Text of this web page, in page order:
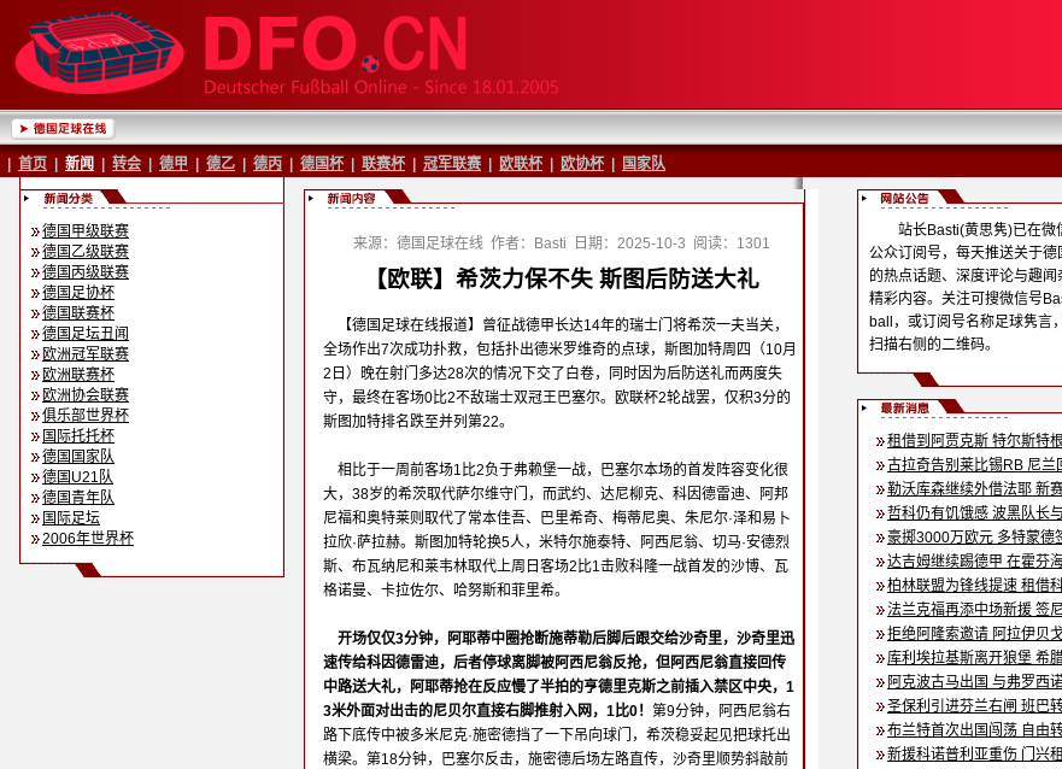
首页 新闻 转会 德甲 德乙 德丙 德国杯 联赛杯 冠军联赛 欧联杯 欧协杯 国家队
德国甲级联赛
德国乙级联赛
德国丙级联赛
德国足协杯
德国联赛杯
德国足坛丑闻
欧洲冠军联赛
欧洲联赛杯
欧洲协会联赛
俱乐部世界杯
国际托托杯
德国国家队
德国U21队
德国青年队
国际足坛
2006年世界杯
来源：德国足球在线 作者：Basti 日期：2025-10-3 阅读：1301
【欧联】希茨力保不失 斯图后防送大礼
【德国足球在线报道】曾征战德甲长达14年的瑞士门将希茨一夫当关，
全场作出7次成功扑救，包括扑出德米罗维奇的点球，斯图加特周四（10月
2日）晚在射门多达28次的情况下交了白卷，同时因为后防送礼而两度失
守，最终在客场0比2不敌瑞士双冠王巴塞尔。欧联杯2轮战罢，仅积3分的
斯图加特排名跌至并列第22。
相比于一周前客场1比2负于弗赖堡一战，巴塞尔本场的首发阵容变化很
大，38岁的希茨取代萨尔维守门，而武约、达尼柳克、科因德雷迪、阿邦
尼福和奥特莱则取代了常本佳吾、巴里希奇、梅蒂尼奥、朱尼尔·泽和易卜
拉欣·萨拉赫。斯图加特轮换5人，米特尔施泰特、阿西尼翁、切马·安德烈
斯、布瓦纳尼和莱韦林取代上周日客场2比1击败科隆一战首发的沙博、瓦
格诺曼、卡拉佐尔、哈努斯和菲里希。
开场仅仅3分钟，阿耶蒂中圈抢断施蒂勒后脚后跟交给沙奇里，沙奇里迅
速传给科因德雷迪，后者停球离脚被阿西尼翁反抢，但阿西尼翁直接回传
中路送大礼，阿耶蒂抢在反应慢了半拍的亨德里克斯之前插入禁区中央，1
3米外面对出击的尼贝尔直接右脚推射入网，1比0！ 第9分钟，阿西尼翁右
路下底传中被多米尼克·施密德挡了一下吊向球门，希茨稳妥起见把球托出
横梁。第18分钟，巴塞尔反击，施密德后场左路直传，沙奇里顺势斜敲前
站长Basti(黄思隽)已在微
公众订阅号，每天推送关于德
的热点话题、深度评论与趣闻
精彩内容。关注可搜微信号
ball，或订阅号名称足球隽言
扫描右侧的二维码。
租借到阿贾克斯 特尔斯特
古拉奇告别莱比锡RB 尼兰
勒沃库森继续外借法耶 新
哲科仍有饥饿感 波黑队长
豪掷3000万欧元 多特蒙德
达吉姆继续踢德甲 在霍芬
柏林联盟为锋线提速 租借
法兰克福再添中场新援 签
拒绝阿隆索邀请 阿拉伊贝
库利埃拉基斯离开狼堡 希
阿克波古马出国 与弗罗西
圣保利引进芬兰右闸 班巴
布兰特首次出国闯荡 自由
新援科诺普利亚重伤 门兴